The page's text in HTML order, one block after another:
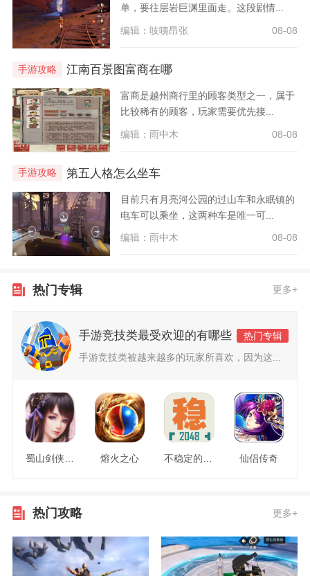
单，要往层岩巨渊里面走。这段剧情...
编辑：吱咦昂张 08-08
手游攻略 江南百景图富商在哪
富商是越州商行里的顾客类型之一，属于
比较稀有的顾客，玩家需要优先接...
编辑：雨中木 08-08
手游攻略 第五人格怎么坐车
目前只有月亮河公园的过山车和永眠镇的
电车可以乘坐，这两种车是唯一可...
编辑：雨中木 08-08
热门专辑 更多+
手游竞技类最受欢迎的有哪些
热门专辑
手游竞技类被越来越多的玩家所喜欢，因为这...
蜀山剑侠情缘 熔火之心 不稳定的2048 仙侣传奇
热门攻略 更多+